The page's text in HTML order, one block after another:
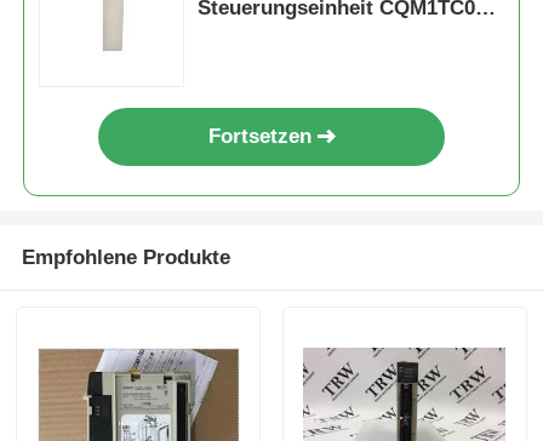
Produkte
Qualitätskontrolle
Steuerungseinheit CQM1TC002
Fortsetzen
Empfohlene Produkte